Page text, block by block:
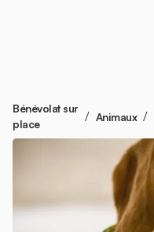
Bénévolat sur
place
/ Animaux /